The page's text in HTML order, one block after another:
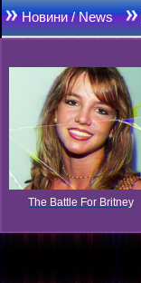
Новини / News
The Battle For Britney